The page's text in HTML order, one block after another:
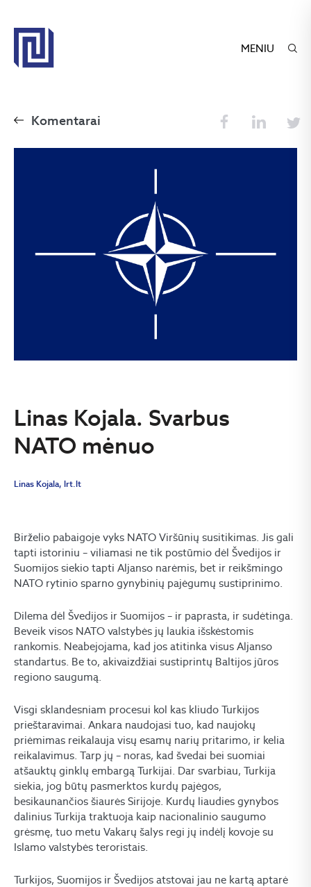
MENIU
Komentarai
Linas Kojala. Svarbus
NATO mėnuo
Linas Kojala, lrt.lt
Birželio pabaigoje vyks NATO Viršūnių susitikimas. Jis gali
tapti istoriniu – viliamasi ne tik postūmio dėl Švedijos ir
Suomijos siekio tapti Aljanso narėmis, bet ir reikšmingo
NATO rytinio sparno gynybinių pajėgumų sustiprinimo.
Dilema dėl Švedijos ir Suomijos – ir paprasta, ir sudėtinga.
Beveik visos NATO valstybės jų laukia išskėstomis
rankomis. Neabejojama, kad jos atitinka visus Aljanso
standartus. Be to, akivaizdžiai sustiprintų Baltijos jūros
regiono saugumą.
Visgi sklandesniam procesui kol kas kliudo Turkijos
prieštaravimai. Ankara naudojasi tuo, kad naujokų
priėmimas reikalauja visų esamų narių pritarimo, ir kelia
reikalavimus. Tarp jų – noras, kad švedai bei suomiai
atšauktų ginklų embargą Turkijai. Dar svarbiau, Turkija
siekia, jog būtų pasmerktos kurdų pajėgos,
besikaunančios šiaurės Sirijoje. Kurdų liaudies gynybos
dalinius Turkija traktuoja kaip nacionalinio saugumo
grėsmę, tuo metu Vakarų šalys regi jų indėlį kovoje su
Islamo valstybės teroristais.
Turkijos, Suomijos ir Švedijos atstovai jau ne kartą aptarė